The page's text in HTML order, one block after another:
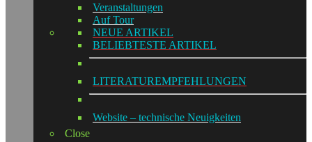
Veranstaltungen
Auf Tour
NEUE ARTIKEL
BELIEBTESTE ARTIKEL
LITERATUREMPFEHLUNGEN
Website – technische Neuigkeiten
Close